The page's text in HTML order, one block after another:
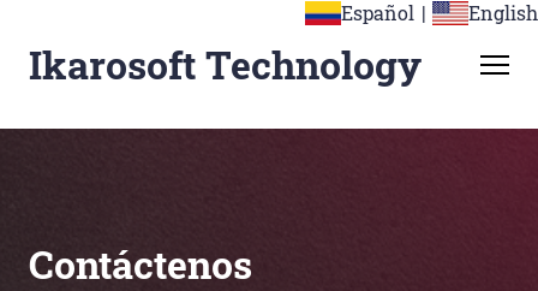
Español | English
Ikarosoft Technology
Contáctenos